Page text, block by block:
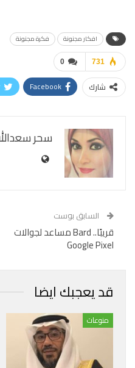
افكار مجنونة فكرة مجنونة
0 731
شارك Facebook
سحر
السابق بوست
قريبًا.. Bard مساعد لجوالات
Google Pixel
قد يعجبك ايضا
منوعات